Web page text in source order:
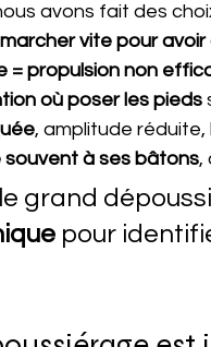
avons fait des
vite pour
= propulsion non
où poser les pieds
, amplitude
souvent à ses bâtons,
grand
pour